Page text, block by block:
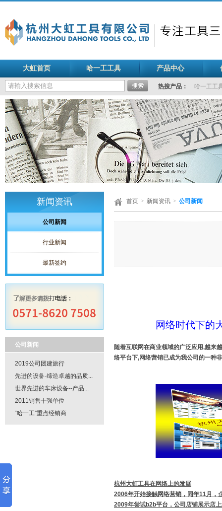
大虹首页 哈一工工具 产品中心
热搜产品： 哈一工工
新闻资讯
公司新闻
行业新闻
最新签约
公司新闻
2019公司团建旅行
先进的设备-缔造卓越的品质...
世界先进的车床设备--产品...
2011销售十强单位
“哈一工”重点经销商
首页 > 新闻资讯 > 公司新闻
网络时代下的
随着互联网在商业领域的广泛应用,越来
络平台下,网络营销已成为我公司的一种
杭州大虹工具在网络上的发展
2006年开始接触网络营销，同年11月，
2009年尝试b2b平台，公司店铺展示店